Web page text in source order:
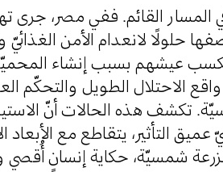
في المسار القائم. ففي مصر،
حلولًا لانعدام الأمن الغذائيّ
لكسب عيشهم بسبب إنشاء
الاحتلال الطويل والتحكّم
تكشف هذه الحالات أنّ
التأثير، يتقاطع مع الأبعاد
مزرعة شمسيّة، حكاية إنسانٍ